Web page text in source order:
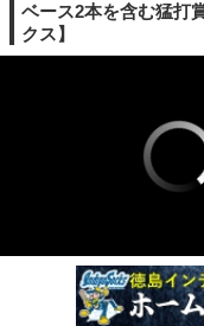
ベース2本を含む猛打
クス】